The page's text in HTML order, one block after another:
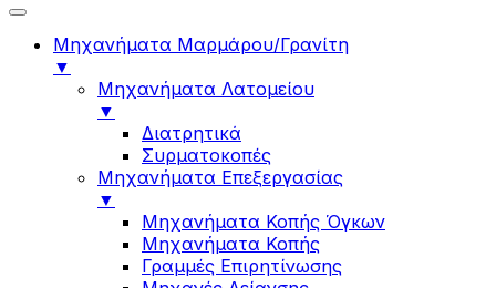
Μηχανήματα Μαρμάρου/Γρανίτη
▼
Μηχανήματα Λατομείου
▼
Διατρητικά
Συρματοκοπές
Μηχανήματα Επεξεργασίας
▼
Μηχανήματα Κοπής Όγκων
Μηχανήματα Κοπής
Γραμμές Επιρητίνωσης